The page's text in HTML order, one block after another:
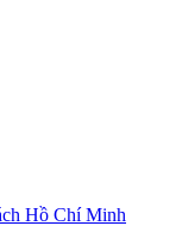
Hồ Chí Minh